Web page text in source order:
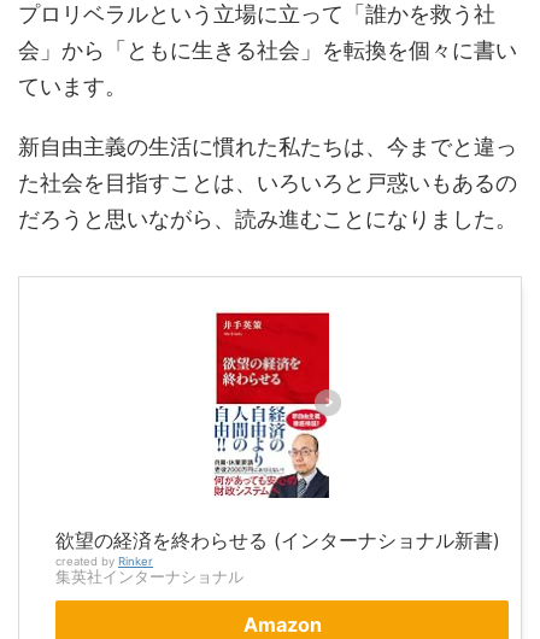
プロリベラルという立場に立って「誰かを救う社
会」から「ともに生きる社会」を転換を個々に書い
ています。
新自由主義の生活に慣れた私たちは、今までと違っ
た社会を目指すことは、いろいろと戸惑いもあるの
だろうと思いながら、読み進むことになりました。
欲望の経済を終わらせる (インターナショナル新書)
created by Rinker
集英社インターナショナル
Amazon